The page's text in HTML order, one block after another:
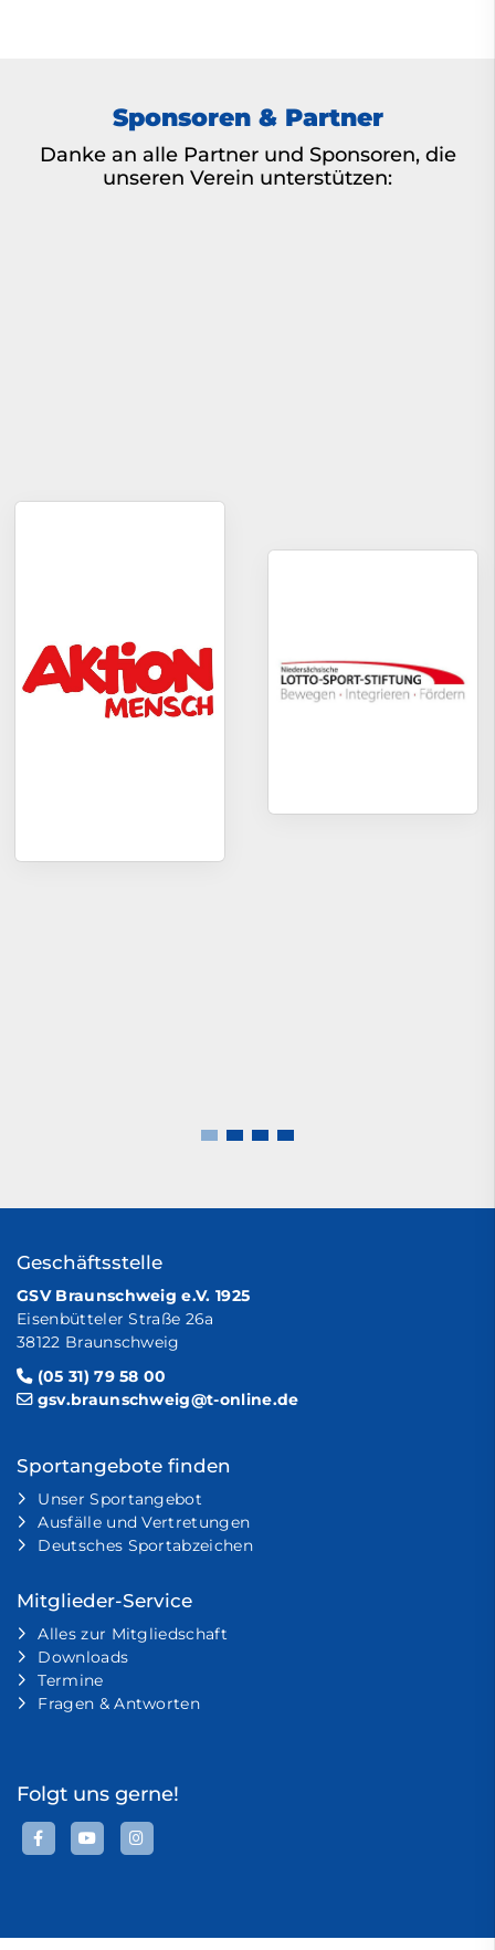
Sponsoren & Partner
Danke an alle Partner und Sponsoren, die
unseren Verein unterstützen:
Geschäftsstelle
GSV Braunschweig e.V. 1925
Eisenbütteler Straße 26a
38122 Braunschweig
(05 31) 79 58 00
gsv.braunschweig@t-online.de
Sportangebote finden
Unser Sportangebot
Ausfälle und Vertretungen
Deutsches Sportabzeichen
Mitglieder-Service
Alles zur Mitgliedschaft
Downloads
Termine
Fragen & Antworten
Folgt uns gerne!